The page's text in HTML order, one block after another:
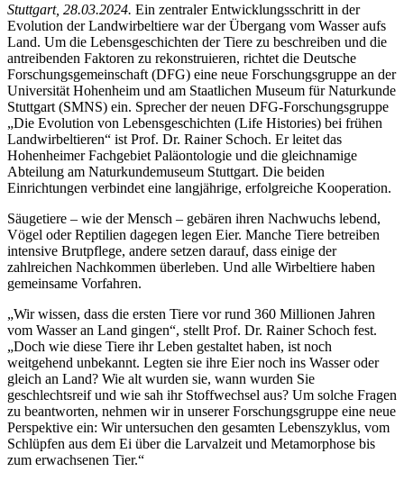
Stuttgart, 28.03.2024. Ein zentraler Entwicklungsschritt in der
Evolution der Landwirbeltiere war der Übergang vom Wasser aufs
Land. Um die Lebensgeschichten der Tiere zu beschreiben und die
antreibenden Faktoren zu rekonstruieren, richtet die Deutsche
Forschungsgemeinschaft (DFG) eine neue Forschungsgruppe an der
Universität Hohenheim und am Staatlichen Museum für Naturkunde
Stuttgart (SMNS) ein. Sprecher der neuen DFG-Forschungsgruppe
„Die Evolution von Lebensgeschichten (Life Histories) bei frühen
Landwirbeltieren“ ist Prof. Dr. Rainer Schoch. Er leitet das
Hohenheimer Fachgebiet Paläontologie und die gleichnamige
Abteilung am Naturkundemuseum Stuttgart. Die beiden
Einrichtungen verbindet eine langjährige, erfolgreiche Kooperation.
Säugetiere – wie der Mensch – gebären ihren Nachwuchs lebend,
Vögel oder Reptilien dagegen legen Eier. Manche Tiere betreiben
intensive Brutpflege, andere setzen darauf, dass einige der
zahlreichen Nachkommen überleben. Und alle Wirbeltiere haben
gemeinsame Vorfahren.
„Wir wissen, dass die ersten Tiere vor rund 360 Millionen Jahren
vom Wasser an Land gingen“, stellt Prof. Dr. Rainer Schoch fest.
„Doch wie diese Tiere ihr Leben gestaltet haben, ist noch
weitgehend unbekannt. Legten sie ihre Eier noch ins Wasser oder
gleich an Land? Wie alt wurden sie, wann wurden Sie
geschlechtsreif und wie sah ihr Stoffwechsel aus? Um solche Fragen
zu beantworten, nehmen wir in unserer Forschungsgruppe eine neue
Perspektive ein: Wir untersuchen den gesamten Lebenszyklus, vom
Schlüpfen aus dem Ei über die Larvalzeit und Metamorphose bis
zum erwachsenen Tier.“